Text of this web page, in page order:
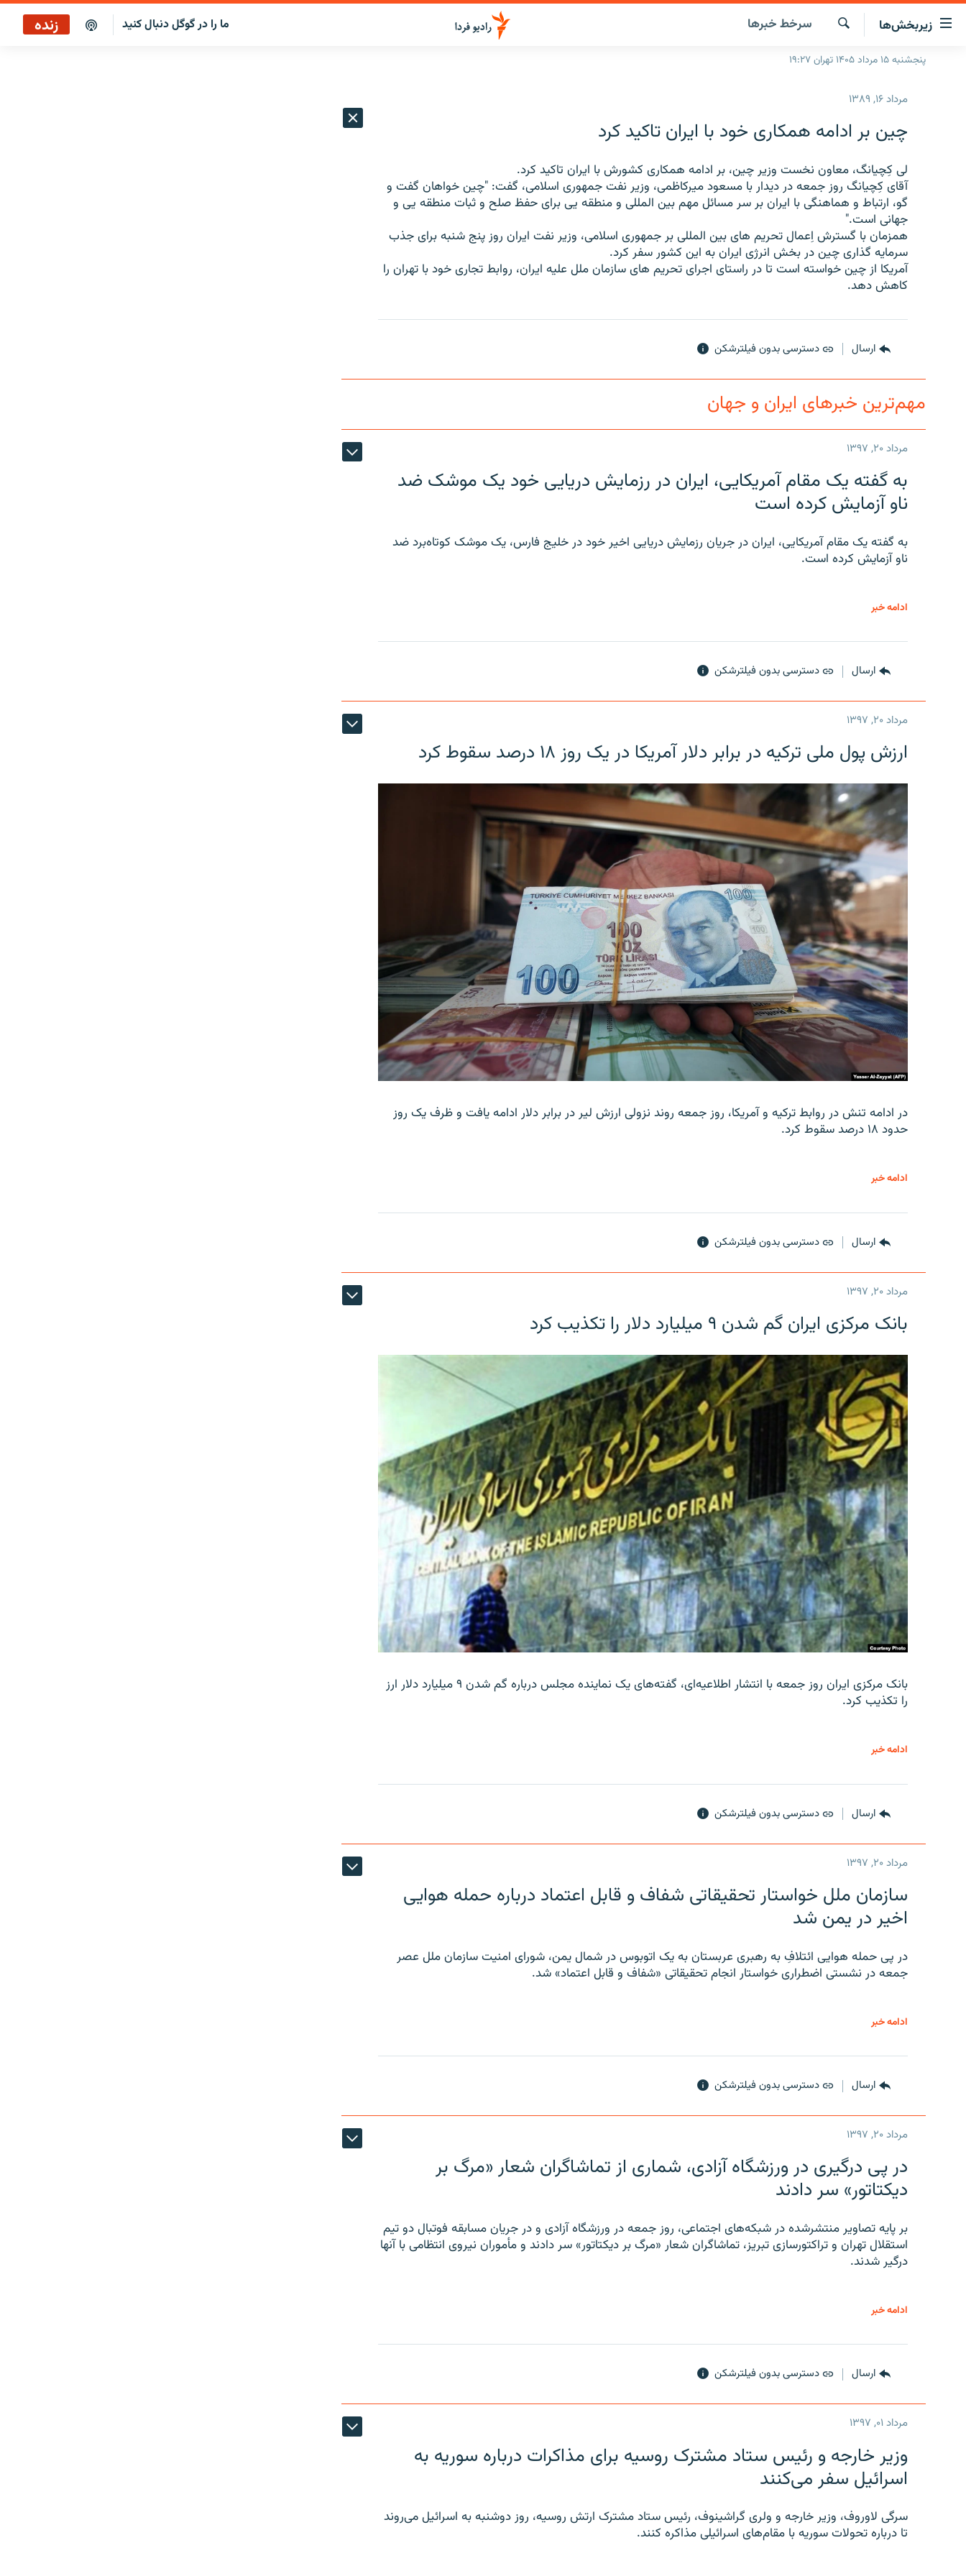
لینک‌های
قابلیت
دسترسی
زیربخش‌ها
صفحه اصلی
انتخاب کنید و بشنوید
برنامه‌های رادیویی
فرکانس‌ها
چندرسانه‌ای
گزارش‌های تصویری
گزارش‌های ویدئویی
جستجو
سرخط‌ خبرها ما را در گوگل دنبال کنید زنده
پنجشنبه ۱۵ مرداد ۱۴۰۵ تهران ۱۹:۲۷
مرداد ۱۶, ۱۳۸۹
چین بر ادامه همکاری خود با ایران تاکید کرد
لی کِچیانگ، معاون نخست وزیر چین، بر ادامه همکاری کشورش با ایران تاکید کرد.
آقای کِچیانگ روز جمعه در دیدار با مسعود میرکاظمی، وزیر نفت جمهوری اسلامی، گفت: "چین خواهان گفت و
گو، ارتباط و هماهنگی با ایران بر سر مسائل مهم بین المللی و منطقه یی برای حفظ صلح و ثبات منطقه یی و
جهانی است."
همزمان با گسترش اِعمال تحریم های بین المللی بر جمهوری اسلامی، وزیر نفت ایران روز پنج شنبه برای جذب
سرمایه گذاری چین در بخش انرژی ایران به این کشور سفر کرد.
آمریکا از چین خواسته است تا در راستای اجرای تحریم های سازمان ملل علیه ایران، روابط تجاری خود با تهران را
کاهش دهد.
ارسال دسترسی بدون فیلترشکن
مهم‌ترین خبرهای ایران و جهان
مرداد ۲۰, ۱۳۹۷
به گفته یک مقام آمریکایی، ایران در رزمایش دریایی خود یک موشک ضد
ناو آزمایش کرده است
به گفته یک مقام آمریکایی، ایران در جریان رزمایش دریایی اخیر خود در خلیج فارس، یک موشک کوتاه‌برد ضد
ناو آزمایش کرده است.
ادامه خبر
ارسال دسترسی بدون فیلترشکن
مرداد ۲۰, ۱۳۹۷
ارزش پول ملی ترکیه در برابر دلار آمریکا در یک روز ۱۸ درصد سقوط کرد
در ادامه تنش در روابط ترکیه و آمریکا، روز جمعه روند نزولی ارزش لیر در برابر دلار ادامه یافت و ظرف یک روز
حدود ۱۸ درصد سقوط کرد.
ادامه خبر
ارسال دسترسی بدون فیلترشکن
مرداد ۲۰, ۱۳۹۷
بانک مرکزی ایران گم شدن ۹ میلیارد دلار را تکذیب کرد
بانک مرکزی ایران روز جمعه با انتشار اطلاعیه‌ای، گفته‌های یک نماینده مجلس درباره گم شدن ۹ میلیارد دلار ارز
را تکذیب کرد.
ادامه خبر
ارسال دسترسی بدون فیلترشکن
مرداد ۲۰, ۱۳۹۷
سازمان ملل خواستار تحقیقاتی شفاف و قابل اعتماد درباره حمله هوایی
اخیر در یمن شد
در پی حمله هوایی ائتلافِ به رهبری عربستان به یک اتوبوس در شمال یمن، شورای امنیت سازمان ملل عصر
جمعه در نشستی اضطراری خواستار انجام تحقیقاتی «شفاف و قابل اعتماد» شد.
ادامه خبر
ارسال دسترسی بدون فیلترشکن
مرداد ۲۰, ۱۳۹۷
در پی درگیری در ورزشگاه آزادی، شماری از تماشاگران شعار «مرگ بر
دیکتاتور» سر دادند
بر پایه تصاویر منتشرشده در شبکه‌های اجتماعی، روز جمعه در ورزشگاه آزادی و در جریان مسابقه فوتبال دو تیم
استقلال تهران و تراکتورسازی تبریز، تماشاگران شعار «مرگ بر دیکتاتور» سر دادند و مأموران نیروی انتظامی با آنها
درگیر شدند.
ادامه خبر
ارسال دسترسی بدون فیلترشکن
مرداد ۰۱, ۱۳۹۷
وزیر خارجه و رئیس‌ ستاد مشترک روسیه برای مذاکرات درباره سوریه به
اسرائیل سفر می‌کنند
سرگی لاوروف، وزیر خارجه و ولری گراشینوف، رئیس ستاد مشترک ارتش روسیه، روز دوشنبه به اسرائیل می‌روند
تا درباره تحولات سوریه با مقام‌های اسرائیلی مذاکره کنند.